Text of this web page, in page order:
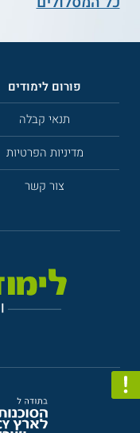
פורום לימודים
תנאי קבלה
מדיניות הפרטיות
צור קשר